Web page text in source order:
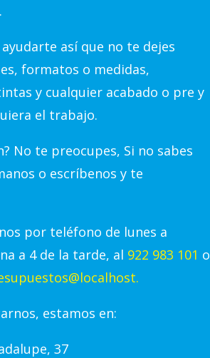
así que no te dejes
formatos o medidas,
y cualquier acabado o pre y
el trabajo.
No te preocupes, Si no sabes
o escríbenos y te
por teléfono de lunes a
a 4 de la tarde, al 922 983 101 o
estamos en:
37